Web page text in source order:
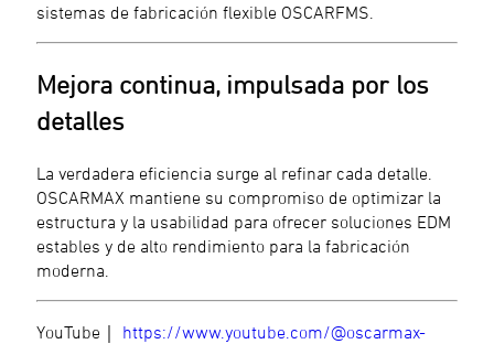
sistemas de fabricación flexible OSCARFMS.
Mejora continua, impulsada por los
detalles
La verdadera eficiencia surge al refinar cada detalle.
OSCARMAX mantiene su compromiso de optimizar la
estructura y la usabilidad para ofrecer soluciones EDM
estables y de alto rendimiento para la fabricación
moderna.
YouTube｜ https://www.youtube.com/@oscarmax-